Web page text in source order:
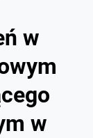
w
w